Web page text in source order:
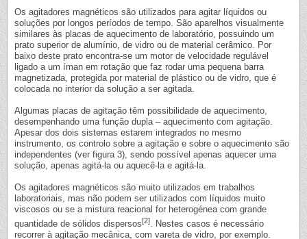
Os agitadores magnéticos são utilizados para agitar líquidos ou
soluções por longos períodos de tempo. São aparelhos visualmente
similares às placas de aquecimento de laboratório, possuindo um
prato superior de alumínio, de vidro ou de material cerâmico. Por
baixo deste prato encontra-se um motor de velocidade regulável
ligado a um íman em rotação que faz rodar uma pequena barra
magnetizada, protegida por material de plástico ou de vidro, que é
colocada no interior da solução a ser agitada.
Algumas placas de agitação têm possibilidade de aquecimento,
desempenhando uma função dupla – aquecimento com agitação.
Apesar dos dois sistemas estarem integrados no mesmo
instrumento, os controlo sobre a agitação e sobre o aquecimento são
independentes (ver figura 3), sendo possível apenas aquecer uma
solução, apenas agitá-la ou aquecê-la e agitá-la.
Os agitadores magnéticos são muito utilizados em trabalhos
laboratoriais, mas não podem ser utilizados com líquidos muito
viscosos ou se a mistura reacional for heterogénea com grande
quantidade de sólidos dispersos[2]. Nestes casos é necessário
recorrer à agitação mecânica, com vareta de vidro, por exemplo.